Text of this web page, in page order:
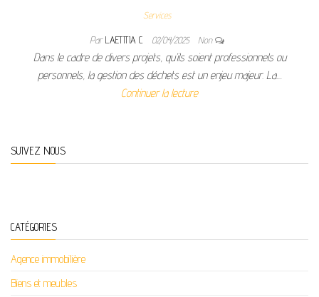
Services
ParLAETITIA C 02/04/2025 Non
Dans le cadre de divers projets, qu’ils soient professionnels ou
personnels, la gestion des déchets est un enjeu majeur. La…
Continuer la lecture
SUIVEZ NOUS
CATÉGORIES
Agence immobilière
Biens et meubles